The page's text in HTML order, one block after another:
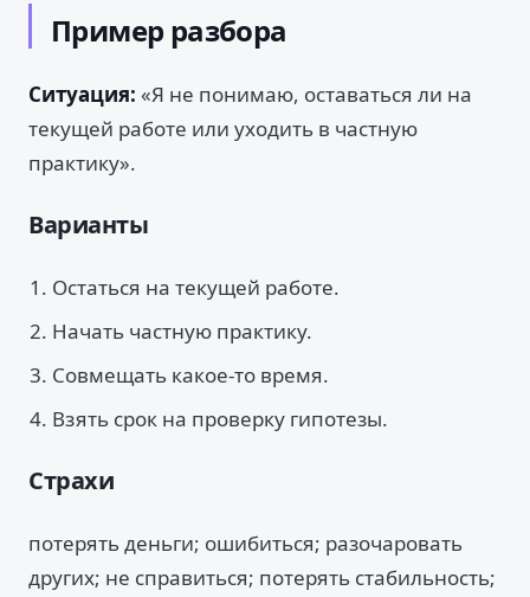
Пример разбора
Ситуация: «Я не понимаю, оставаться ли на
текущей работе или уходить в частную
практику».
Варианты
Остаться на текущей работе.
Начать частную практику.
Совмещать какое-то время.
Взять срок на проверку гипотезы.
Страхи
потерять деньги; ошибиться; разочаровать
других; не справиться; потерять стабильность;